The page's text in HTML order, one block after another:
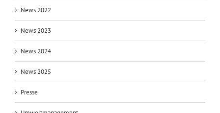
News 2022
News 2023
News 2024
News 2025
Presse